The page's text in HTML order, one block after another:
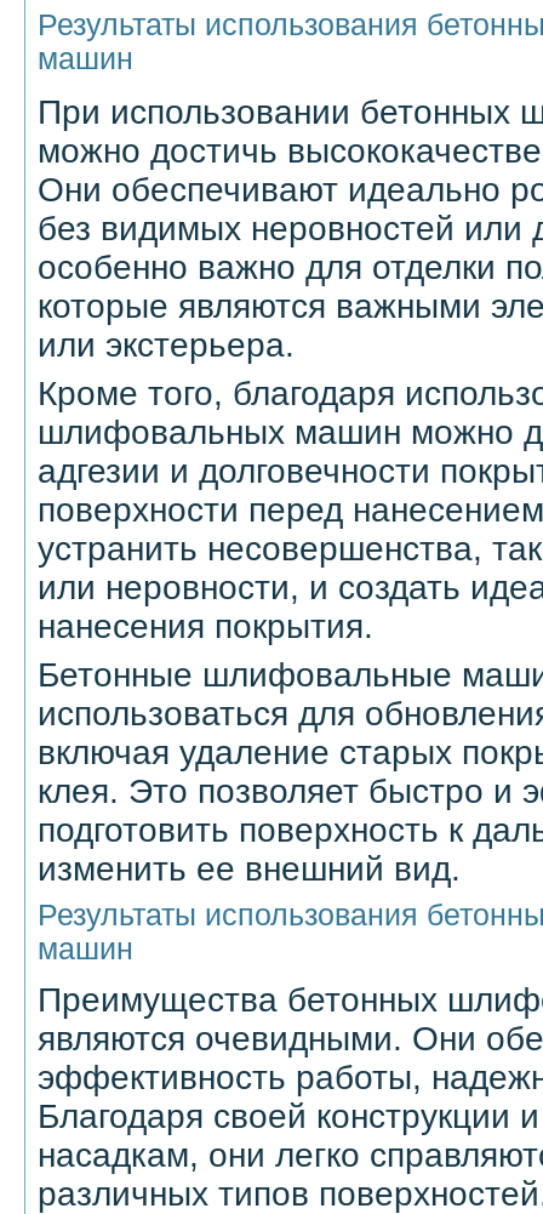
Результаты использования
машин
При использовании
можно достичь
Они обеспечивают идеально
без видимых неровностей или
особенно важно для отделки
которые являются важными
или экстерьера.
Кроме того, благодаря
шлифовальных машин можно
адгезии и долговечности
поверхности перед
устранить несовершенства,
или неровности, и создать
нанесения покрытия.
Бетонные шлифовальные
использоваться для
включая удаление старых
клея. Это позволяет быстро и
подготовить поверхность к
изменить ее внешний вид.
Результаты использования
машин
Преимущества бетонных
являются очевидными. Они
эффективность работы,
Благодаря своей конструкции
насадкам, они легко
различных типов